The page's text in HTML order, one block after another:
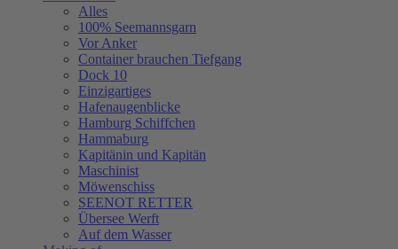
Alles
100% Seemannsgarn
Vor Anker
Container brauchen Tiefgang
Dock 10
Einzigartiges
Hafenaugen­blicke
Hamburg Schiffchen
Hammaburg
Kapitänin und Kapitän
Maschinist
Möwenschiss
SEENOT RETTER
Übersee Werft
Auf dem Wasser